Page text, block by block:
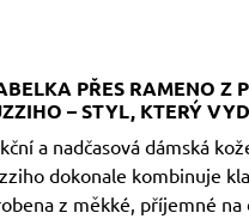
PŘES RAMENO Z
– STYL, KTERÝ
a nadčasová dámská
dokonale kombinuje
z měkké, příjemné